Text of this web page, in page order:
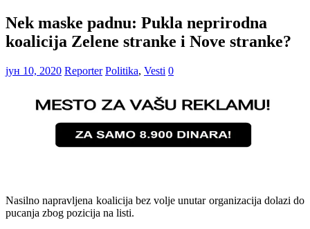
Nek maske padnu: Pukla neprirodna
koalicija Zelene stranke i Nove stranke?
јун 10, 2020 Reporter Politika, Vesti 0
Nasilno napravljena koalicija bez volje unutar organizacija dolazi do
pucanja zbog pozicija na listi.